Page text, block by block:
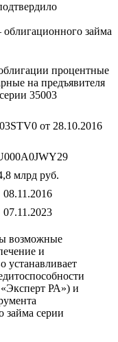
облигационного займа
процентные
на предъявителя
серии 35003
от 28.10.2016
млрд руб.
08.11.2016
07.11.2023
возможные
и
устанавливает
РА») и
займа серии